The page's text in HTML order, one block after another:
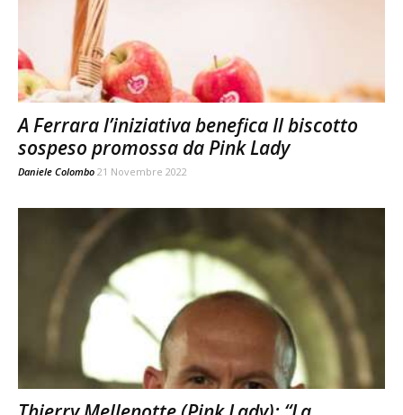
A Ferrara l’iniziativa benefica Il biscotto
sospeso promossa da Pink Lady
Daniele Colombo 21 Novembre 2022